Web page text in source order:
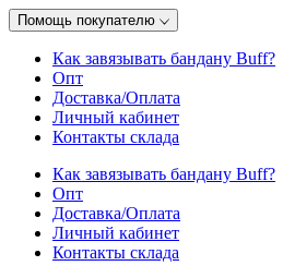
Помощь покупателю
Как завязывать бандану Buff?
Опт
Доставка/Оплата
Личный кабинет
Контакты склада
Как завязывать бандану Buff?
Опт
Доставка/Оплата
Личный кабинет
Контакты склада